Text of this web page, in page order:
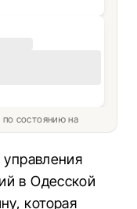
состоянию на
управления
в Одесской
которая